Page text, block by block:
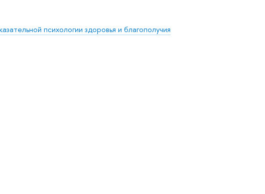
психологии здоровья и благополучия